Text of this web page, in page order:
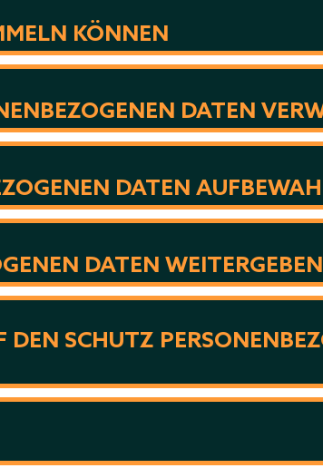
KÖNNEN
DATEN
DATEN
DATEN
DEN SCHUTZ